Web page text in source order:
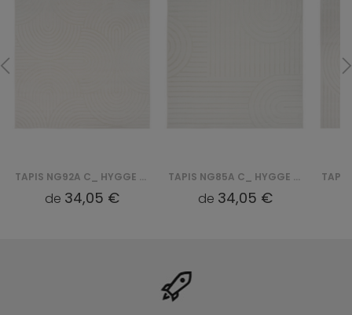
TAPIS NG92A C_ HYGGE - KREMOWY, BIAŁY
de 34,05 €
TAPIS NG85A C_ HYGGE - KREMOWY, BIAŁY
de 34,05 €